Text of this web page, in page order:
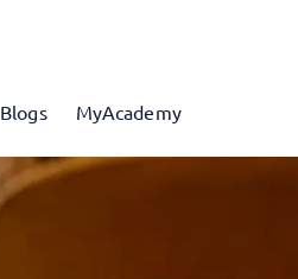
Blogs MyAcademy